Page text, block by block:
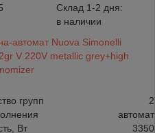
Склад 1-2 дня:
в наличии
автомат Nuova Simonelli
V 220V metallic grey+high
групп
2
автомат
Вт
3350